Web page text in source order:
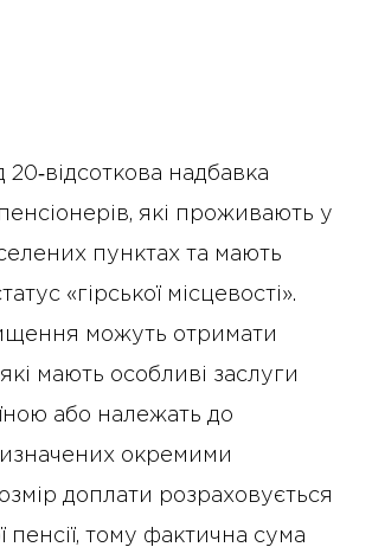
надбавка
які проживають у
пунктах та мають
«гірської місцевості».
можуть отримати
мають особливі заслуги
або належать до
окремими
доплати розраховується
пенсії, тому фактична сума